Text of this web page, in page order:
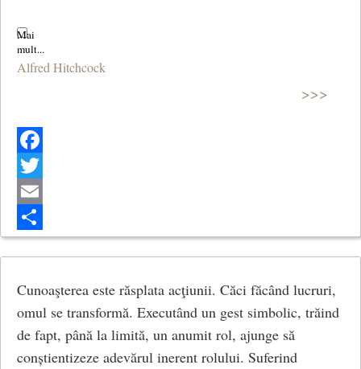
Alfred Hitchcock
>>>
Facebook
Twitter
Email
Share
Cunoaşterea este răsplata acţiunii. Căci făcând lucruri,
omul se transformă. Executând un gest simbolic, trăind
de fapt, până la limită, un anumit rol, ajunge să
conștientizeze adevărul inerent rolului. Suferind